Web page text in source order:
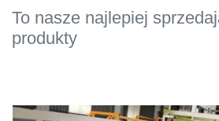
To nasze najlepiej
produkty